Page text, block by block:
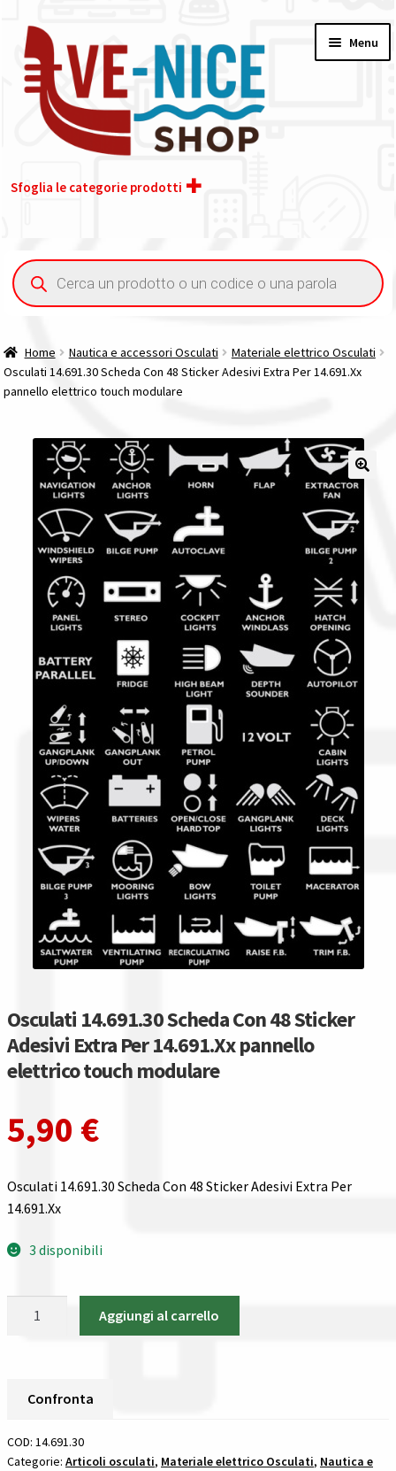
alla
navigazione
contenuto
Menu
Sfoglia le categorie prodotti
Acquisto iva 4% (agevolata)
Contatti
La nostra azienda
Condizioni generali
Acquisti in rete pubblica amministrazione
Assicurazione integrativa Garanzia3
Bonus fiscali 2025
Diritto di recesso
Garanzia del produttore
Gestione resi
Guida all’utilizzo del sito
Pagamenti
Privacy policy
Confronta
I nostri negozi
Riepilogo ordine
Wishlist
Ricerca
prodotti
Home Nautica e accessori Osculati
Materiale elettrico Osculati
Osculati 14.691.30 Scheda Con 48 Sticker Adesivi Extra Per 14.691.Xx
pannello elettrico touch modulare
Osculati 14.691.30 Scheda Con 48 Sticker
Adesivi Extra Per 14.691.Xx pannello
elettrico touch modulare
5,90 €
Osculati 14.691.30 Scheda Con 48 Sticker Adesivi Extra Per
14.691.Xx
3 disponibili
Adesivi
Extra
Aggiungi al carrello
Confronta
COD: 14.691.30
Categorie: Articoli osculati, Materiale elettrico Osculati, Nautica e